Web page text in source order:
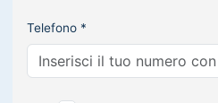
Telefono *